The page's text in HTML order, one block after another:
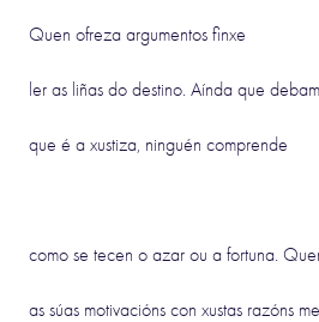
Quen ofreza argumentos finxe
ler as liñas do destino. Aínda que
que é a xustiza, ninguén comprende
como se tecen o azar ou a fortuna.
as súas motivacións con xustas razóns